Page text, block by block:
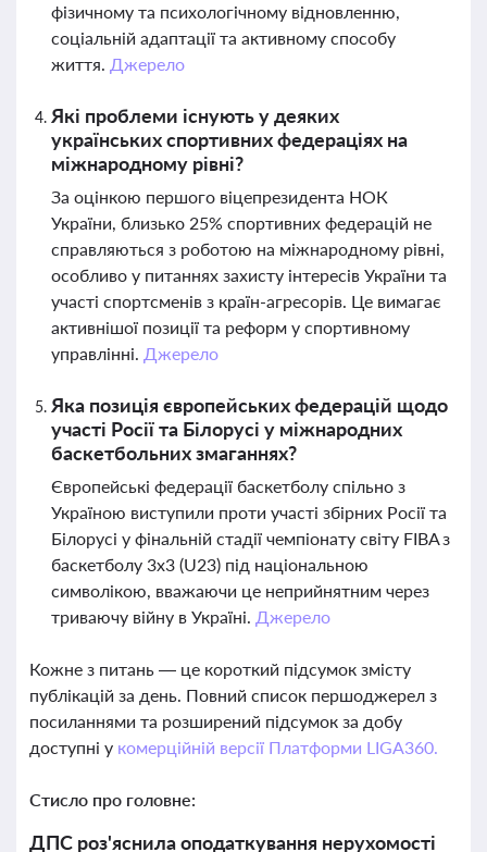
фізичному та психологічному відновленню,
соціальній адаптації та активному способу
життя. Джерело
Які проблеми існують у деяких
українських спортивних федераціях на
міжнародному рівні?
За оцінкою першого віцепрезидента НОК
України, близько 25% спортивних федерацій не
справляються з роботою на міжнародному рівні,
особливо у питаннях захисту інтересів України та
участі спортсменів з країн-агресорів. Це вимагає
активнішої позиції та реформ у спортивному
управлінні. Джерело
Яка позиція європейських федерацій щодо
участі Росії та Білорусі у міжнародних
баскетбольних змаганнях?
Європейські федерації баскетболу спільно з
Україною виступили проти участі збірних Росії та
Білорусі у фінальній стадії чемпіонату світу FIBA з
баскетболу 3х3 (U23) під національною
символікою, вважаючи це неприйнятним через
триваючу війну в Україні. Джерело
Кожне з питань — це короткий підсумок змісту
публікацій за день. Повний список першоджерел з
посиланнями та розширений підсумок за добу
доступні у комерційній версії Платформи LIGA360.
Стисло про головне:
ДПС роз'яснила оподаткування нерухомості